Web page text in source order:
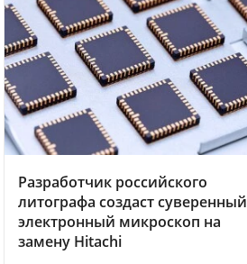
Разработчик российского
литографа создаст суверенный
электронный микроскоп на
замену Hitachi